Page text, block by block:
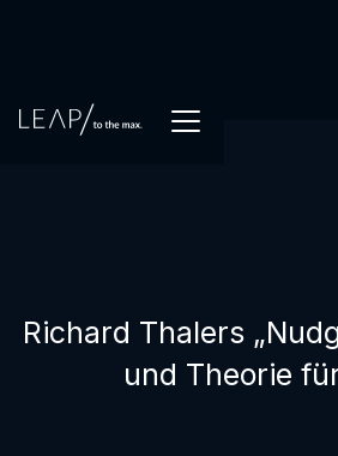
Richard Thalers
und Theorie